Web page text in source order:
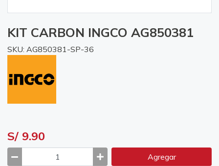
KIT CARBON INGCO AG850381
SKU: AG850381-SP-36
S/ 9.90
Agregar